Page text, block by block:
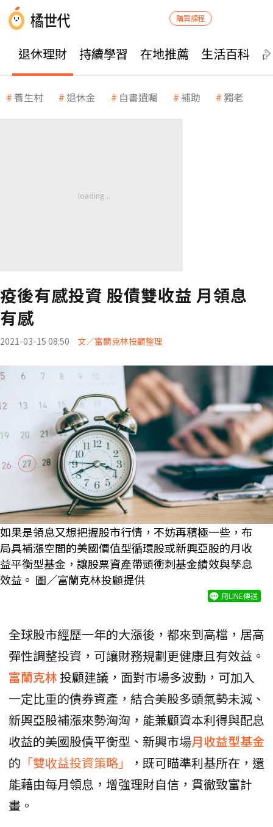
購買課程
退休理財 持續學習 在地推薦 生活百科
養生村 退休金 自書遺囑 補助 獨老
疫後有感投資 股債雙收益 月領息
有感
2021-03-15 08:50 文／富蘭克林投顧整理
如果是領息又想把握股市行情，不妨再積極一些，布
局具補漲空間的美國價值型循環股或新興亞股的月收
益平衡型基金，讓股票資產帶頭衝刺基金績效與孳息
效益。 圖／富蘭克林投顧提供
用LINE傳送
全球股市經歷一年的大漲後，都來到高檔，居高
彈性調整投資，可讓財務規劃更健康且有效益。
富蘭克林 投顧建議，面對市場多波動，可加入
一定比重的債券資產，結合美股多頭氣勢未減、
新興亞股補漲來勢洶洶，能兼顧資本利得與配息
收益的美國股債平衡型、新興市場月收益型基金
的 「雙收益投資策略」
，既可瞄準利基所在，還
能藉由每月領息，增強理財自信，貫徹致富計
畫。